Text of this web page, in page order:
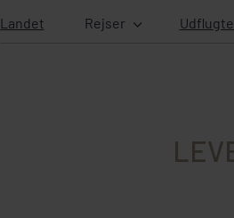
Landet Rejser